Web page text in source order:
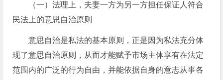
（一）法理上，夫妻一方为另一方担任保证人符合
民法上的意思自治原则
意思自治是私法的基本原则，正是因为私法充分体
现了意思自治原则，从而才能赋予市场主体享有在法定
范围内的广泛的行为自由，并能依据自身的意志从事各